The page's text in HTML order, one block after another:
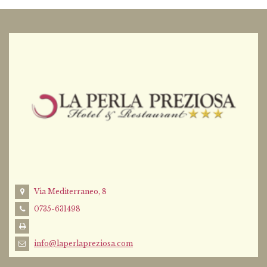
Via Mediterraneo, 8
0735-631498
info@laperlapreziosa.com